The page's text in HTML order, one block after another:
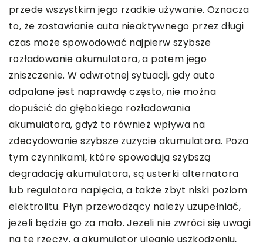
przede wszystkim jego rzadkie używanie. Oznacza
to, że zostawianie auta nieaktywnego przez długi
czas może spowodować najpierw szybsze
rozładowanie akumulatora, a potem jego
zniszczenie. W odwrotnej sytuacji, gdy auto
odpalane jest naprawdę często, nie można
dopuścić do głębokiego rozładowania
akumulatora, gdyż to również wpływa na
zdecydowanie szybsze zużycie akumulatora. Poza
tym czynnikami, które spowodują szybszą
degradację akumulatora, są usterki alternatora
lub regulatora napięcia, a także zbyt niski poziom
elektrolitu. Płyn przewodzący należy uzupełniać,
jeżeli będzie go za mało. Jeżeli nie zwróci się uwagi